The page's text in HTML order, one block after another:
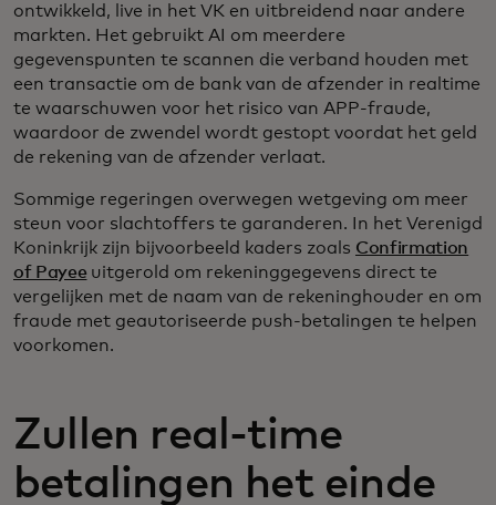
ontwikkeld, live in het VK en uitbreidend naar andere
markten. Het gebruikt AI om meerdere
gegevenspunten te scannen die verband houden met
een transactie om de bank van de afzender in realtime
te waarschuwen voor het risico van APP-fraude,
waardoor de zwendel wordt gestopt voordat het geld
de rekening van de afzender verlaat.
Sommige regeringen overwegen wetgeving om meer
steun voor slachtoffers te garanderen. In het Verenigd
Koninkrijk zijn bijvoorbeeld kaders zoals Confirmation
of Payee uitgerold om rekeninggegevens direct te
vergelijken met de naam van de rekeninghouder en om
fraude met geautoriseerde push-betalingen te helpen
voorkomen.
Zullen real-time
betalingen het einde